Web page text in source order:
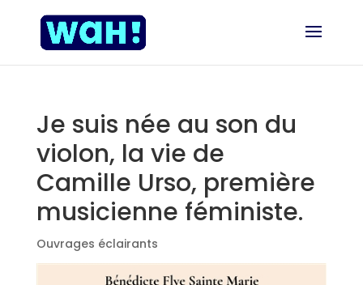
Je suis née au son du
violon, la vie de
Camille Urso, première
musicienne féministe.
Ouvrages éclairants